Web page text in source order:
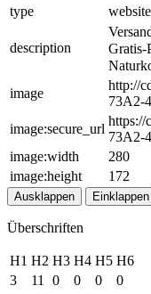
type
website
description
Gratis-
image
http://
73A2-
image:secure_url
https://
73A2-
image:width
280
image:height
172
Ausklappen Einklappen
Überschriften
H1 H2 H3 H4 H5 H6
3
11 0 0 0 0